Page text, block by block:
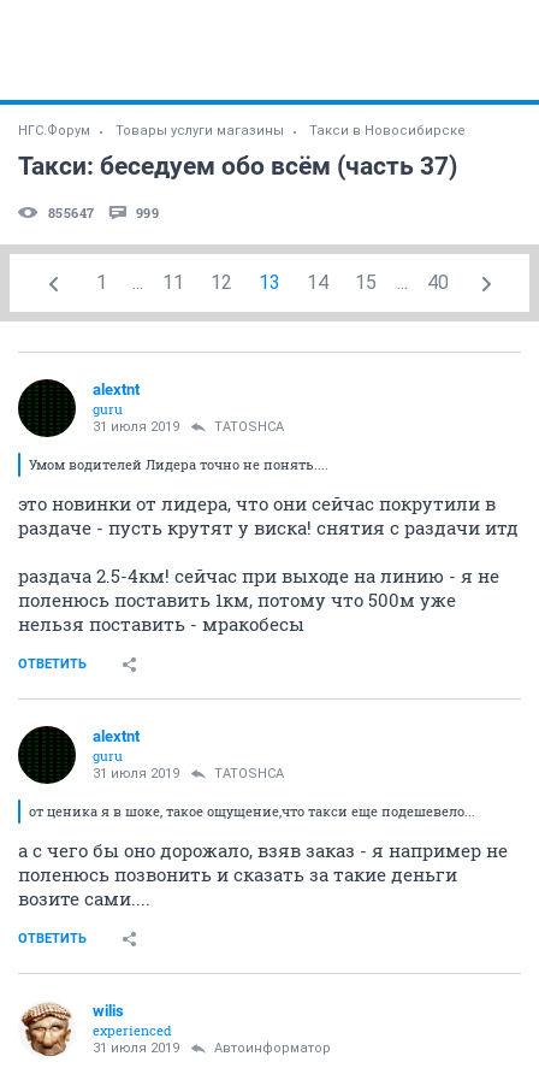
НГС.Форум Товары услуги магазины Такси в Новосибирске
Такси: беседуем обо всём (часть 37)
855647 999
1 ... 11 12 13 14 15 ... 40
alextnt
guru
31 июля 2019 TATOSHCA
Умом водителей Лидера точно не понять....
это новинки от лидера, что они сейчас покрутили в
раздаче - пусть крутят у виска! снятия с раздачи итд
раздача 2.5-4км! сейчас при выходе на линию - я не
поленюсь поставить 1км, потому что 500м уже
нельзя поставить - мракобесы
ОТВЕТИТЬ
alextnt
guru
31 июля 2019 TATOSHCA
от ценика я в шоке, такое ощущение,что такси еще подешевело...
а с чего бы оно дорожало, взяв заказ - я например не
поленюсь позвонить и сказать за такие деньги
возите сами....
ОТВЕТИТЬ
wilis
experienced
31 июля 2019 Автоинформатор